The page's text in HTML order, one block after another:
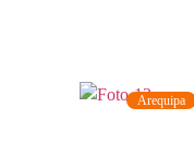
Arequipa